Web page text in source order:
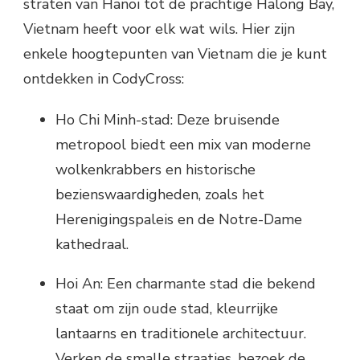
Vietnam heeft voor elk wat wils. Hier zijn
enkele hoogtepunten van Vietnam die je kunt
ontdekken in CodyCross:
Ho Chi Minh-stad: Deze bruisende
metropool biedt een mix van moderne
wolkenkrabbers en historische
bezienswaardigheden, zoals het
Herenigingspaleis en de Notre-Dame
kathedraal.
Hoi An: Een charmante stad die bekend
staat om zijn oude stad, kleurrijke
lantaarns en traditionele architectuur.